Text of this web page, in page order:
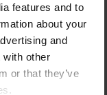
features and to
about your
and
with other
or that they’ve
te
complexiteit